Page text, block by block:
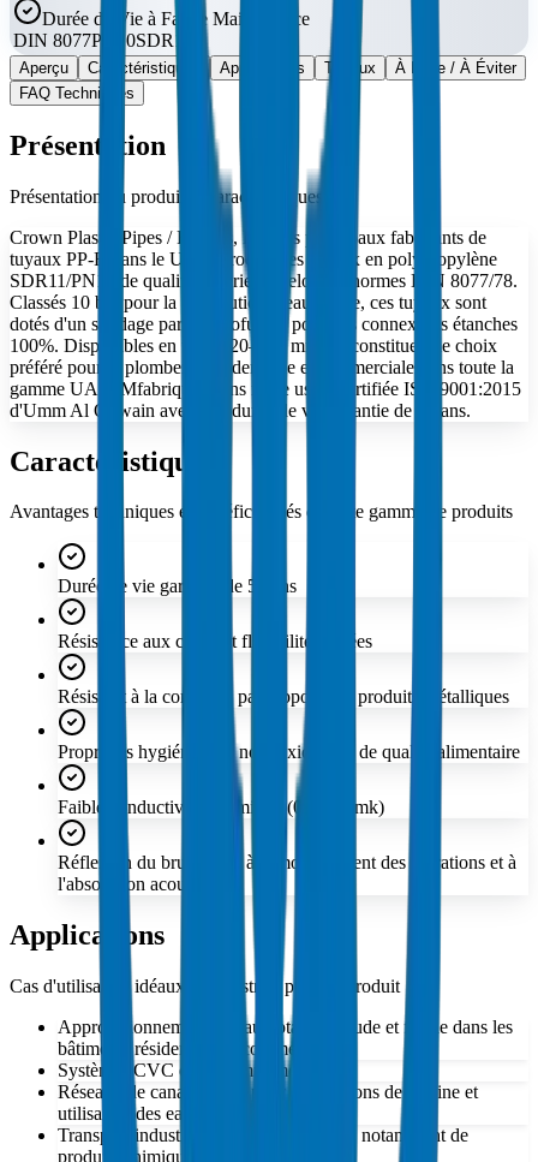
Durée de Vie à Faible Maintenance
DIN 8077PN10SDR11
Aperçu Caractéristiques Applications Tuyaux
À Faire / À Éviter
FAQ Techniques
Présentation
Présentation du produit et caractéristiques clés
Crown Plastic Pipes / Fittings, l'un des principaux fabricants de
tuyaux PP-R dans le UAE, produit des tuyaux en polypropylène
SDR11/PN10 de qualité supérieure selon les normes DIN 8077/78.
Classés 10 bar pour la distribution d'eau froide, ces tuyaux sont
dotés d'un soudage par thermofusion pour des connexions étanches
100%. Disponibles en tailles 20–110 mm, ​​ils constituent le choix
préféré pour la plomberie résidentielle et commerciale dans toute la
gamme UAE. Mfabriqués dans notre usine certifiée ISO 9001:2015
d'Umm Al Quwain avec une durée de vie garantie de 50 ans.
Caractéristiques
Avantages techniques et bénéfices clés de cette gamme de produits
Durée de vie garantie de 50 ans
Résistance aux chocs et flexibilité élevées
Résistant à la corrosion par rapport aux produits métalliques
Propriétés hygiéniques, non toxiques et de qualité alimentaire
Faible conductivité thermique (0.24 W/mk)
Réflexion du bruit grâce à l'amortissement des vibrations et à
l'absorption acoustique
Applications
Cas d'utilisation idéaux et industries pour ce produit
Approvisionnement en eau potable chaude et froide dans les
bâtiments résidentiels et commerciaux
Systèmes CVC et air comprimé
Réseaux de canalisations pour installations de piscine et
utilisation des eaux pluviales
Transport industrial de fluides agressifs, notamment de
produits chimiques acides et alcalins